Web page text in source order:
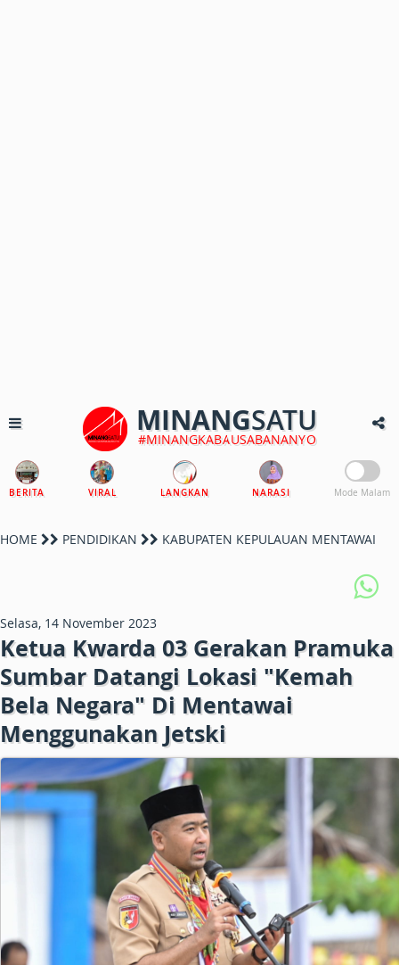
MINANGSATU
#MINANGKABAUSABANANYO
BERITA VIRAL LANGKAN NARASI Mode Malam
HOME PENDIDIKAN KABUPATEN KEPULAUAN MENTAWAI
Selasa, 14 November 2023
Ketua Kwarda 03 Gerakan Pramuka
Sumbar Datangi Lokasi "Kemah
Bela Negara" Di Mentawai
Menggunakan Jetski